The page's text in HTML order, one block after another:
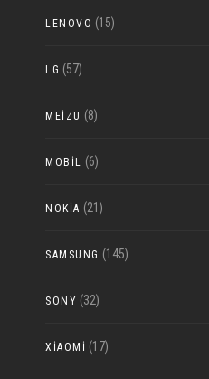
LENOVO (15)
LG (57)
MEIZU (8)
MOBIL (6)
NOKIA (21)
SAMSUNG (145)
SONY (32)
XIAOMI (17)